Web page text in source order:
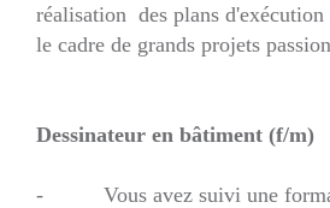
réalisation des plans d'exécution
le cadre de grands projets
Dessinateur en bâtiment (f/m)
- Vous avez suivi une